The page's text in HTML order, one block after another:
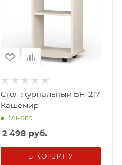
Стол журнальный БН-217
Кашемир
Много
2 498 руб.
В КОРЗИНУ